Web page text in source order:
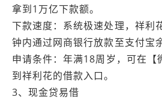
拿到1万亿下款额。
下款速度：系统极速处理，祥利
钟内通过网商银行放款至支付宝
申请条件：年满18周岁，可在【
到祥利花的借款入口。
3、现金贷易借